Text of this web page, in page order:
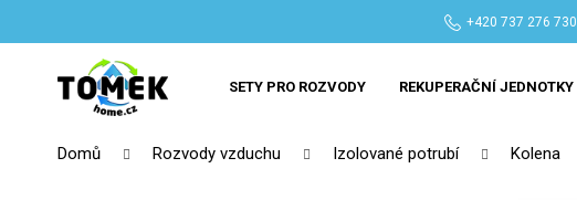
+420 737 276 730
SETY PRO ROZVODY REKUPERAČNÍ JEDNOTKY
Domů Rozvody vzduchu Izolované potrubí Kolena
o
Zpět
do
obchodu
Zpět
do
obchodu